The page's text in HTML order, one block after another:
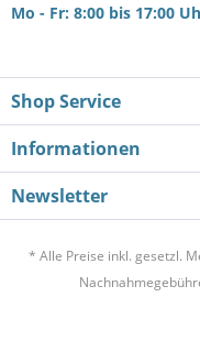
Mo - Fr: 8:00 bis 17:00
Shop Service
Informationen
Newsletter
* Alle Preise inkl. gesetzl.